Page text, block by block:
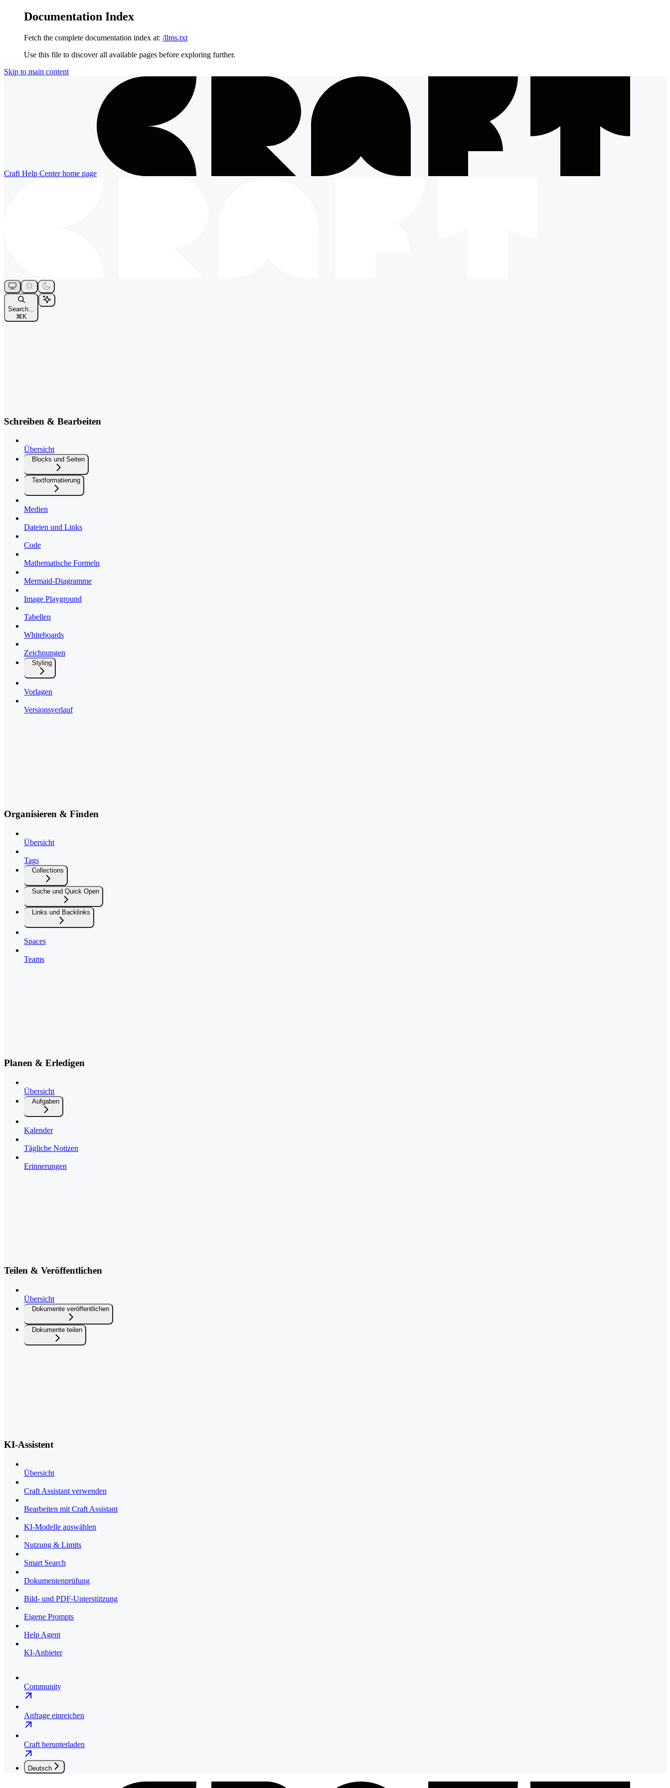
Documentation Index
Fetch the complete documentation index at: /llms.txt
Use this file to discover all available pages before exploring further.
Skip to main content
Craft Help Centerhome page
Search...
⌘ K
Schreiben & Bearbeiten
Übersicht
Blocks und Seiten
Textformatierung
Medien
Dateien und Links
Code
Mathematische Formeln
Mermaid-Diagramme
Image Playground
Tabellen
Whiteboards
Zeichnungen
Styling
Vorlagen
Versionsverlauf
Organisieren & Finden
Übersicht
Tags
Collections
Suche und Quick Open
Links und Backlinks
Spaces
Teams
Planen & Erledigen
Übersicht
Aufgaben
Kalender
Tägliche Notizen
Erinnerungen
Teilen & Veröffentlichen
Übersicht
Dokumente veröffentlichen
Dokumente teilen
KI-Assistent
Übersicht
Craft Assistant verwenden
Bearbeiten mit Craft Assistant
KI-Modelle auswählen
Nutzung & Limits
Smart Search
Dokumentenprüfung
Bild- und PDF-Unterstützung
Eigene Prompts
Help Agent
KI-Anbieter
Community
Anfrage einreichen
Craft herunterladen
Deutsch